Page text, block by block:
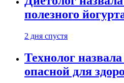
полезного
2 дня спустя
Технолог
опасной для